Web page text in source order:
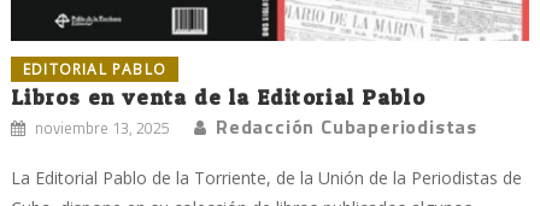
EDITORIAL PABLO
Libros en venta de la Editorial Pablo
noviembre 13, 2025 Redacción Cubaperiodistas
La Editorial Pablo de la Torriente, de la Unión de la Periodistas de